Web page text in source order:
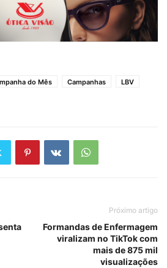
do Mês Campanhas
LBV
Próximo artigo
Formandas de Enfermagem
viralizam no TikTok com
mais de 875 mil
visualizações